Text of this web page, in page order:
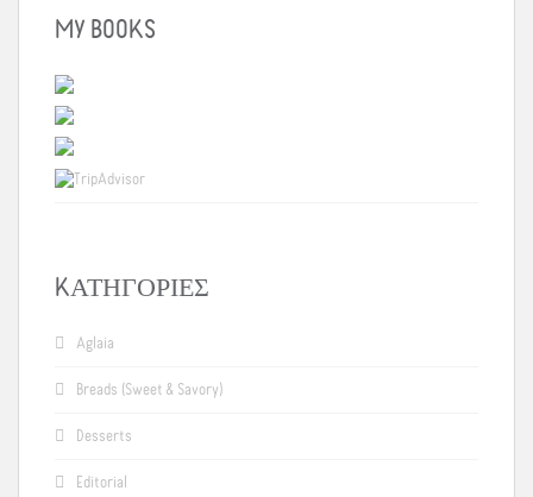
MY BOOKS
KΑΤΗΓΟΡΊΕΣ
Aglaia
Breads (Sweet & Savory)
Desserts
Editorial